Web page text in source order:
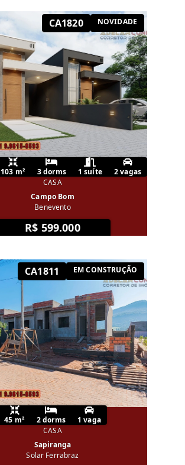
CA1820 NOVIDADE
103 m² 3 dorms 1 suíte
2 vagas
CASA
Campo Bom
Benevento
R$ 599.000
CA1811 EM CONSTRUÇÃO
45 m² 2 dorms
1 vaga
CASA
Sapiranga
Solar Ferrabraz